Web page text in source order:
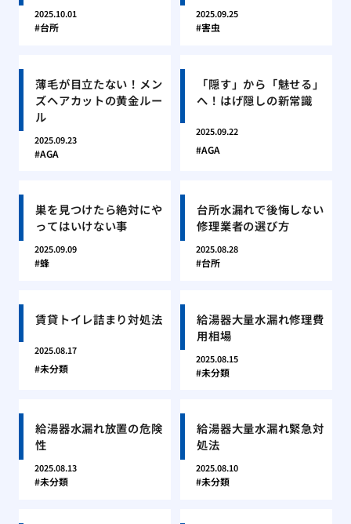
2025.10.01
台所
2025.09.25
害虫
薄毛が目立たない！メン
ズヘアカットの黄金ルー
ル
2025.09.23
AGA
「隠す」から「魅せる」
へ！はげ隠しの新常識
2025.09.22
AGA
巣を見つけたら絶対にや
ってはいけない事
2025.09.09
蜂
台所水漏れで後悔しない
修理業者の選び方
2025.08.28
台所
賃貸トイレ詰まり対処法
2025.08.17
未分類
給湯器大量水漏れ修理費
用相場
2025.08.15
未分類
給湯器水漏れ放置の危険
性
2025.08.13
未分類
給湯器大量水漏れ緊急対
処法
2025.08.10
未分類